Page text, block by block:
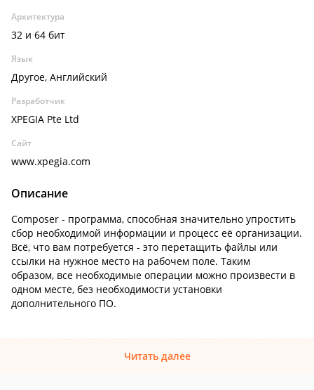
Архитектура
32 и 64 бит
Язык
Другое, Английский
Разработчик
XPEGIA Pte Ltd
Сайт
www.xpegia.com
Описание
Composer - программа, способная значительно упростить
сбор необходимой информации и процесс её организации.
Всё, что вам потребуется - это перетащить файлы или
ссылки на нужное место на рабочем поле. Таким
образом, все необходимые операции можно произвести в
одном месте, без необходимости установки
дополнительного ПО.
Читать далее